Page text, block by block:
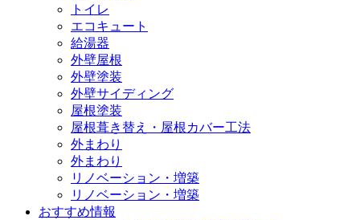
トイレ
エコキュート
給湯器
外壁屋根
外壁塗装
外壁サイディング
屋根塗装
屋根葺き替え・屋根カバー工法
外まわり
外まわり
リノベーション・増築
リノベーション・増築
おすすめ情報